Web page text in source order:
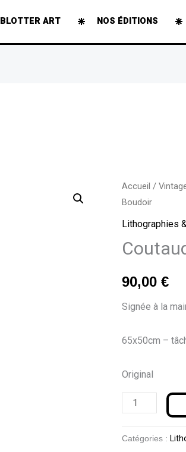
BLOTTER ART NOS ÉDITIONS
Accueil /
Boudoir
Lithographies
90,00€
Signée à la
65x50cm –
Original
quantité
de
Coutaud
Le
Catégories :